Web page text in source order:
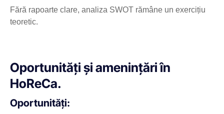
Fără rapoarte clare, analiza SWOT rămâne un exercițiu
teoretic.
Oportunități și amenințări în
HoReCa.
Oportunități: